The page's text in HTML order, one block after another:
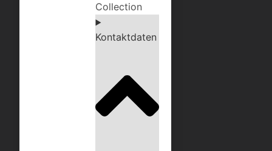
Collection
Kontaktdaten